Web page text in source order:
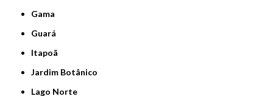
Gama
Guará
Itapoã
Jardim Botânico
Lago Norte